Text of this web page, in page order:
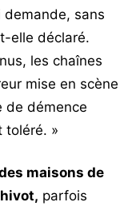
demande, sans
elle déclaré.
les chaînes
mise en scène
de démence
toléré. »
maisons de
parfois